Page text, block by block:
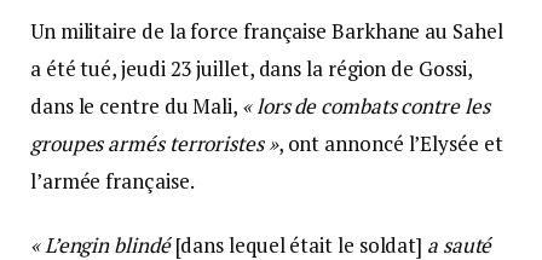
Un militaire de la force française Barkhane au Sahel
a été tué, jeudi 23 juillet, dans la région de Gossi,
dans le centre du Mali, « lors de combats contre les
groupes armés terroristes », ont annoncé l’Elysée et
l’armée française.
« L’engin blindé[dans lequel était le soldat] a sauté